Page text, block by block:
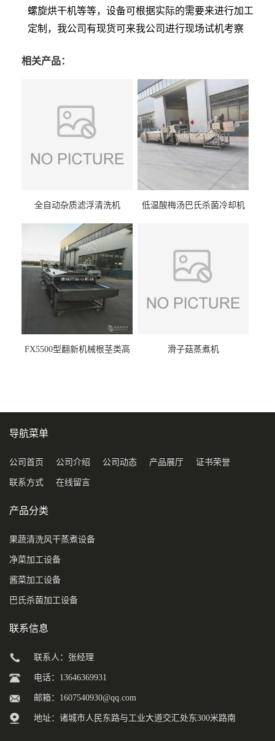
螺旋烘干机等等，设备可根据实际的需要来进行加工
定制，我公司有现货可来我公司进行现场试机考察
相关产品：
全自动杂质滤浮清洗机 低温酸梅汤巴氏杀菌冷却机
FX5500型翻新机械根茎类高
滑子菇蒸煮机
导航菜单
公司首页 公司介绍 公司动态 产品展厅 证书荣誉
联系方式 在线留言
产品分类
果蔬清洗风干蒸煮设备
净菜加工设备
酱菜加工设备
巴氏杀菌加工设备
联系信息
联系人：张经理
电话：13646369931
邮箱： 1607540930@qq.com
地址：诸城市人民东路与工业大道交汇处东300米路南